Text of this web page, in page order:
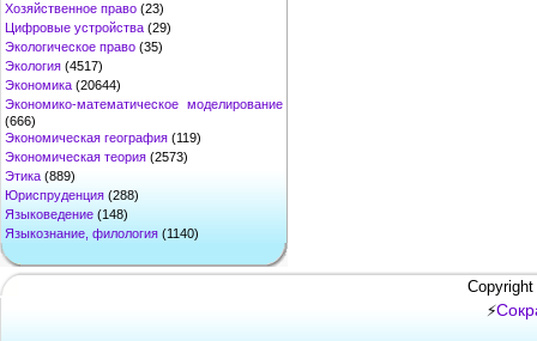
Хозяйственное право (23)
Цифровые устройства (29)
Экологическое право (35)
Экология (4517)
Экономика (20644)
Экономико-математическое моделирование
(666)
Экономическая география (119)
Экономическая теория (2573)
Этика (889)
Юриспруденция (288)
Языковедение (148)
Языкознание, филология (1140)
⚡